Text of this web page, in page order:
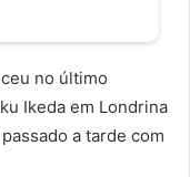
no último
Ikeda em Londrina
a tarde com